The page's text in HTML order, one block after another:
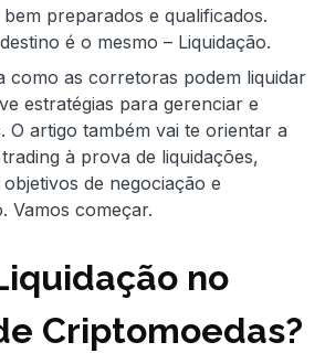
preparados e qualificados.
é o mesmo – Liquidação.
como as corretoras podem liquidar
estratégias para gerenciar e
O artigo também vai te orientar a
à prova de liquidações,
de negociação e
Vamos começar.
no
Criptomoedas?